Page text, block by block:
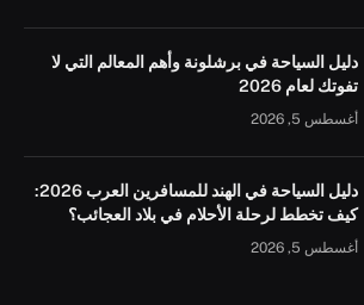
دليل السياحة في برشلونة وأهم المعالم التي لا
تفوتك لعام 2026
أغسطس 5, 2026
دليل السياحة في الهند للمسافرين العرب 2026:
كيف تخطط لرحلة الأحلام في بلاد العجائب؟
أغسطس 5, 2026